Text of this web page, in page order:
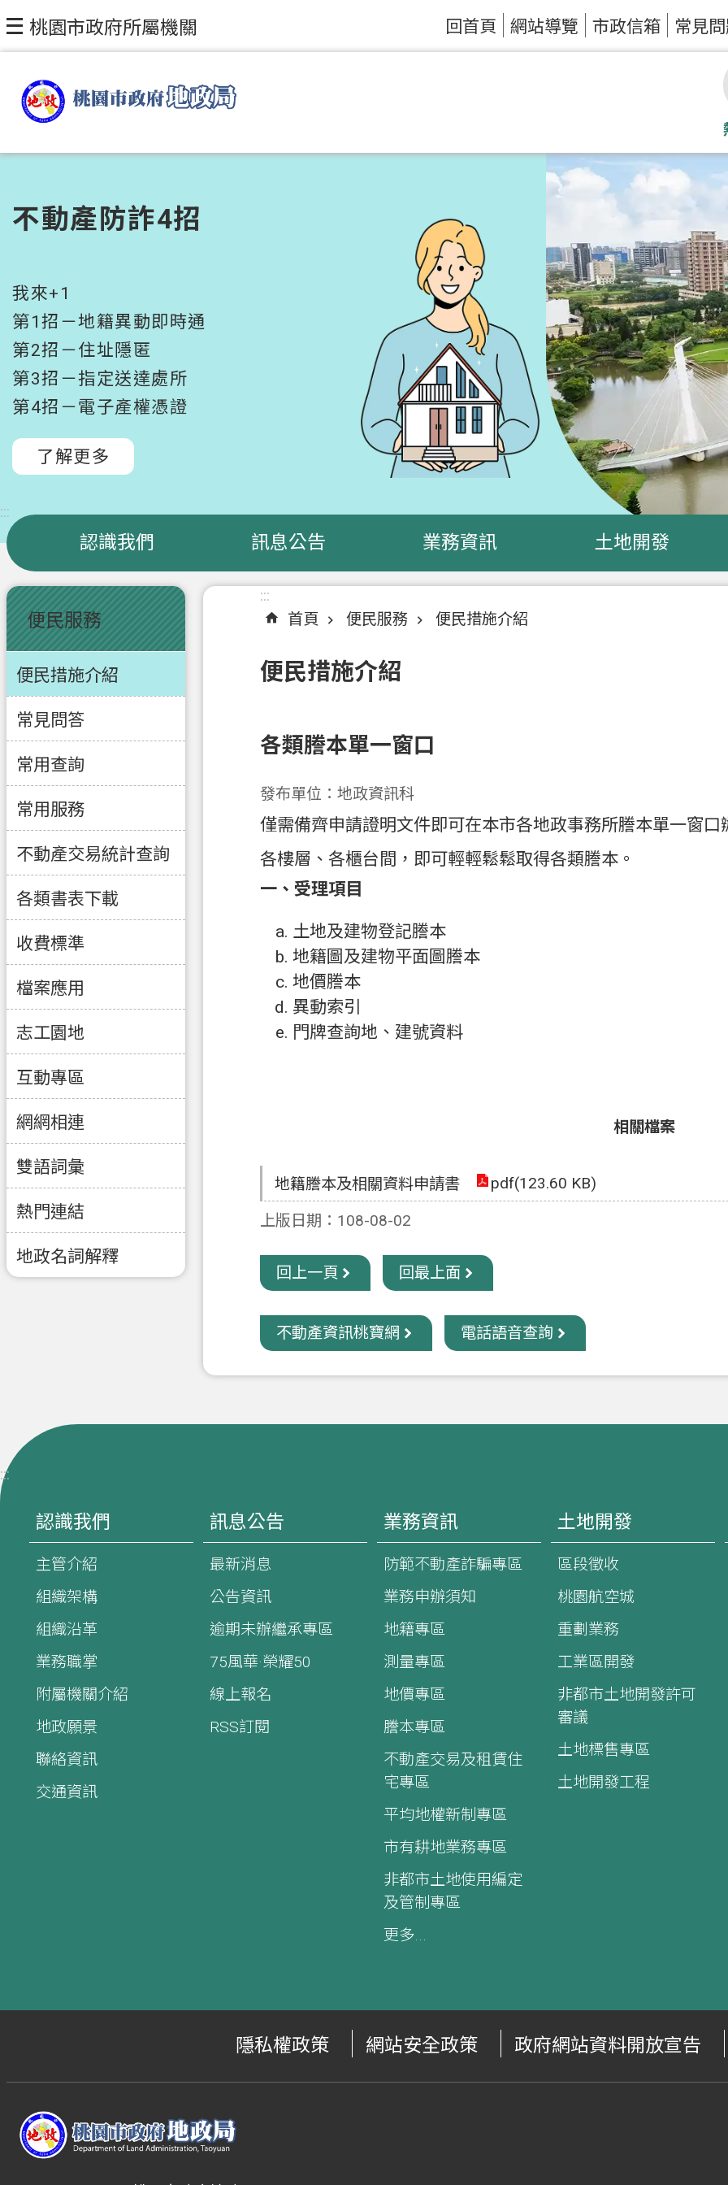
跳到主要內容區塊
桃園市政府所屬機關 回首頁 網站導覽 市政信箱 常見
不動產防詐4招
我來+1
第1招－地籍異動即時通
第2招－住址隱匿
第3招－指定送達處所
第4招－電子產權憑證
了解更多
:::
認識我們 訊息公告 業務資訊 土地開發
:::
便民服務
便民措施介紹
常見問答
常用查詢
常用服務
不動產交易統計查詢
各類書表下載
收費標準
檔案應用
志工園地
互動專區
網網相連
雙語詞彙
熱門連結
地政名詞解釋
:::
首頁
便民服務 便民措施介紹
便民措施介紹
各類謄本單一窗口
發布單位：地政資訊科
僅需備齊申請證明文件即可在本市各地政事務所謄本單一窗
各樓層、各櫃台間，即可輕輕鬆鬆取得各類謄本。
一、受理項目
土地及建物登記謄本
地籍圖及建物平面圖謄本
地價謄本
異動索引
門牌查詢地、建號資料
相關檔案
地籍謄本及相關資料申請書
pdf(123.60 KB)
上版日期：108-08-02
回上一頁 回最上面
不動產資訊桃寶網 電話語音查詢
:::
認識我們
主管介紹
組織架構
組織沿革
業務職掌
附屬機關介紹
地政願景
聯絡資訊
交通資訊
訊息公告
最新消息
公告資訊
逾期未辦繼承專區
75風華·榮耀50
線上報名
RSS訂閱
業務資訊
防範不動產詐騙專區
業務申辦須知
地籍專區
測量專區
地價專區
謄本專區
不動產交易及租賃住
宅專區
平均地權新制專區
市有耕地業務專區
非都市土地使用編定
及管制專區
更多...
土地開發
區段徵收
桃園航空城
重劃業務
工業區開發
非都市土地開發許可
審議
土地標售專區
土地開發工程
隱私權政策 網站安全政策 政府網站資料開放宣告